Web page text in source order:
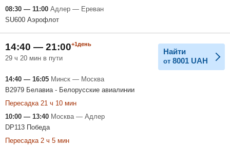
08:30 — 11:00 Адлер — Ереван
SU600 Аэрофлот
14:40 — 21:00+1день
29 ч 20 мин в пути
Найти
от 8001 UAH
14:40 — 16:05 Минск — Москва
B2979 Белавиа - Белорусские авиалинии
Пересадка 21 ч 10 мин
10:00 — 13:40 Москва — Адлер
DP113 Победа
Пересадка 2 ч 5 мин